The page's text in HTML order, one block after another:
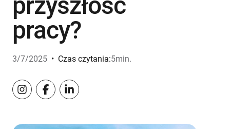
pracy?
3/7/2025 • Czas czytania:5min.